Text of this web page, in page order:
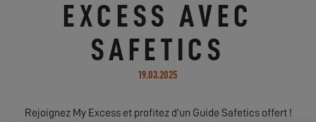
EXCESS AVEC
SAFETICS
19.03.2025
Rejoignez My Excess et profitez d’un Guide Safetics offert !